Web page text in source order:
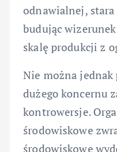
odnawialnej,
budując
skalę produkcji z
Nie można jednak
dużego koncernu
kontrowersje.
środowiskowe
środowiskowe